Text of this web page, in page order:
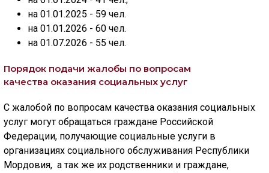
на 01.01.2025 - 59 чел.
на 01.01.2026 - 60 чел.
на 01.07.2026 - 55 чел.
Порядок подачи жалобы по вопросам
качества оказания социальных услуг
С жалобой по вопросам качества оказания социальных
услуг могут обращаться граждане Российской
Федерации, получающие социальные услуги в
организациях социального обслуживания Республики
Мордовия, а так же их родственники и граждане,